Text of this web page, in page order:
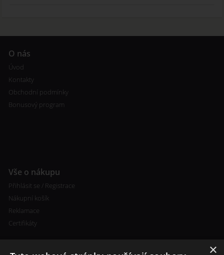
O nás
Úvod
Kontakty
Obchodní podmínky
Bonusový program
Vše o nákupu
Přihlásit se / Registrace
Nákupní košík
Reklamace
Certifikáty
×